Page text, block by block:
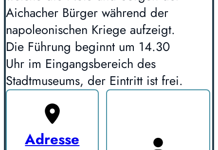
Aichacher Bürger während der
napoleonischen Kriege aufzeigt.
Die Führung beginnt um 14.30
Uhr im Eingangsbereich des
Stadtmuseums, der Eintritt ist frei.
Adresse